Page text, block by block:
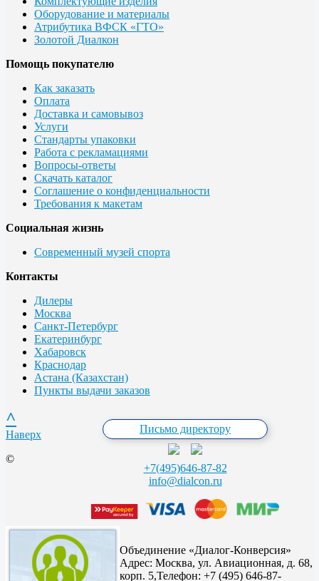
Оборудование и материалы
Атрибутика ВФСК «ГТО»
Золотой Диалкон
Помощь покупателю
Как заказать
Оплата
Доставка и самовывоз
Услуги
Стандарты упаковки
Работа с рекламациями
Вопросы-ответы
Скачать каталог
Соглашение о конфиденциальности
Требования к макетам
Социальная жизнь
Современный музей спорта
Контакты
Дилеры
Москва
Санкт-Петербург
Екатеринбург
Хабаровск
Краснодар
Астана (Казахстан)
Пункты выдачи заказов
Письмо директору
+7(495)646-87-82
info@dialcon.ru
^
Наверх
©
Объединение «Диалог-Конверсия»
Адрес: Москва, ул. Авиационная, д. 68,
корп. 5,Телефон: +7 (495) 646-87-